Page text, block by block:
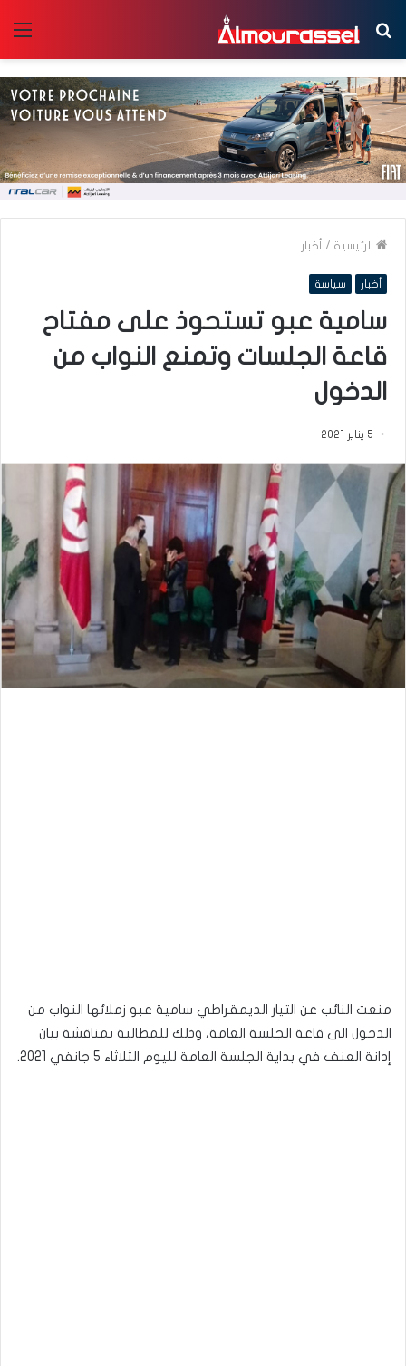
بحث
عن
الرئيسية / أخبار
أخبار سياسة
سامية عبو تستحوذ على مفتاح
قاعة الجلسات وتمنع النواب من
الدخول
5 يناير 2021
منعت النائب عن التيار الديمقراطي سامية عبو زملائها النواب من
الدخول الى قاعة الجلسة العامة، وذلك للمطالبة بمناقشة بيان
إدانة العنف في بداية الجلسة العامة لليوم الثلاثاء 5 جانفي 2021.